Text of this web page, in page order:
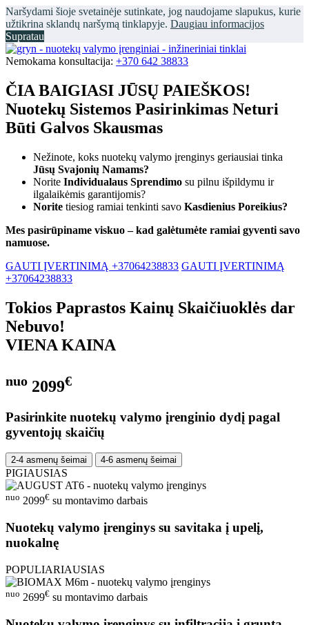
Naršydami šioje svetainėje sutinkate, jog naudojame slapukus, kurie
užtikrina sklandų naršymą tinklapyje. Daugiau informacijos
Supratau
Nemokama konsultacija: +370 642 38833
ČIA BAIGIASI JŪSŲ PAIEŠKOS!
Nuotekų Sistemos Pasirinkimas Neturi
Būti Galvos Skausmas
Nežinote, koks nuotekų valymo įrenginys geriausiai tinka
Jūsų Svajonių Namams?
Norite Individualaus Sprendimo su pilnu išpildymu ir
ilgalaikėmis garantijomis?
Norite tiesiog ramiai tenkinti savo Kasdienius Poreikius?
Mes pasirūpiname viskuo – kad galėtumėte ramiai gyventi savo
namuose.
GAUTI ĮVERTINIMĄ +37064238833 GAUTI ĮVERTINIMĄ
+37064238833
Tokios Paprastos Kainų Skaičiuoklės dar
Nebuvo!
VIENA KAINA
nuo 2099€
Pasirinkite nuotekų valymo įrenginio dydį pagal
gyventojų skaičių
2-4 asmenų šeimai 4-6 asmenų šeimai
PIGIAUSIAS
nuo 2099€ su montavimo darbais
Nuotekų valymo įrenginys su savitaka į upelį,
nuokalnę
POPULIARIAUSIAS
nuo 2699€ su montavimo darbais